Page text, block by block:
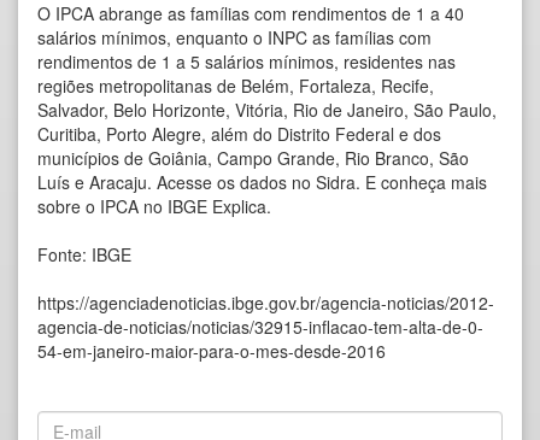
O IPCA abrange as famílias com rendimentos de 1 a 40
salários mínimos, enquanto o INPC as famílias com
rendimentos de 1 a 5 salários mínimos, residentes nas
regiões metropolitanas de Belém, Fortaleza, Recife,
Salvador, Belo Horizonte, Vitória, Rio de Janeiro, São Paulo,
Curitiba, Porto Alegre, além do Distrito Federal e dos
municípios de Goiânia, Campo Grande, Rio Branco, São
Luís e Aracaju. Acesse os dados no Sidra. E conheça mais
sobre o IPCA no IBGE Explica.
Fonte: IBGE
https://agenciadenoticias.ibge.gov.br/agencia-noticias/2012-
agencia-de-noticias/noticias/32915-inflacao-tem-alta-de-0-
54-em-janeiro-maior-para-o-mes-desde-2016